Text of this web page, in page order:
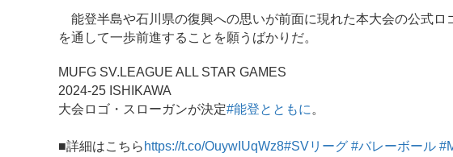
能登半島や石川県の復興への思いが前面に現れた本大会の公式
を通して一歩前進することを願うばかりだ。
MUFG SV.LEAGUE ALL STAR GAMES
2024-25 ISHIKAWA
大会ロゴ・スローガンが決定#能登とともに 。
■詳細はこちら https://t.co/OuywIUqWz8#SVリーグ #バレーボール